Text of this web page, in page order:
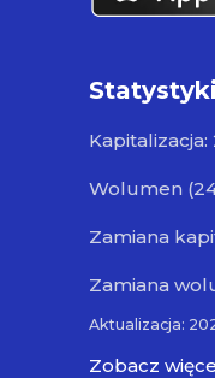
Kapitalizacja:
Wolumen
Zamiana
Zamiana
Aktualizacja:
Zobacz